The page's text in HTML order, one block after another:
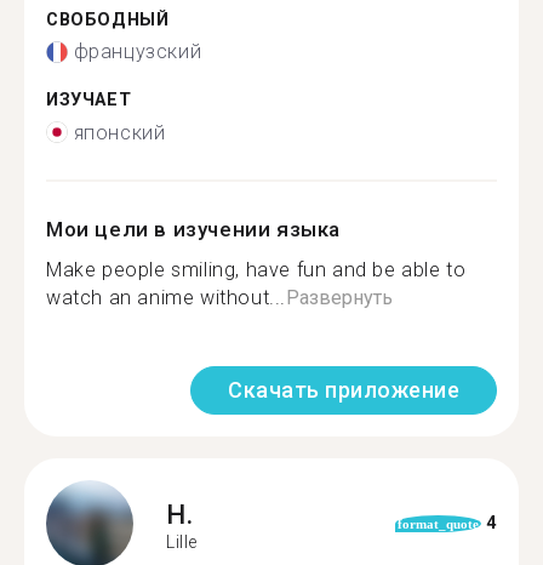
СВОБОДНЫЙ
французский
ИЗУЧАЕТ
японский
Мои цели в изучении языка
Make people smiling, have fun and be able to
watch an anime without... Развернуть
Скачать приложение
H.
Lille
format_quote 4